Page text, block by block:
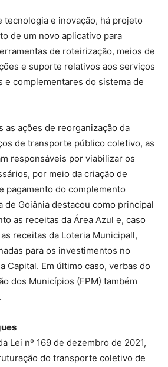
tecnologia e inovação, há projeto
de um novo aplicativo para
de roteirização, meios de
e suporte relativos aos serviços
e complementares do sistema de
as ações de reorganização da
de transporte público coletivo, as
responsáveis por viabilizar os
por meio da criação de
pagamento do complemento
de Goiânia destacou como principal
as receitas da Área Azul e, caso
receitas da Loteria Municipall,
para os investimentos no
Capital. Em último caso, verbas do
dos Municípios (FPM) também
Lei nº 169 de dezembro de 2021,
do transporte coletivo de